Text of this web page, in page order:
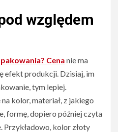
względem
Cena nie ma
efekt produkcji. Dzisiaj, im
tym lepiej.
kolor, materiał, z jakiego
formę, dopiero później czyta
Przykładowo, kolor złoty